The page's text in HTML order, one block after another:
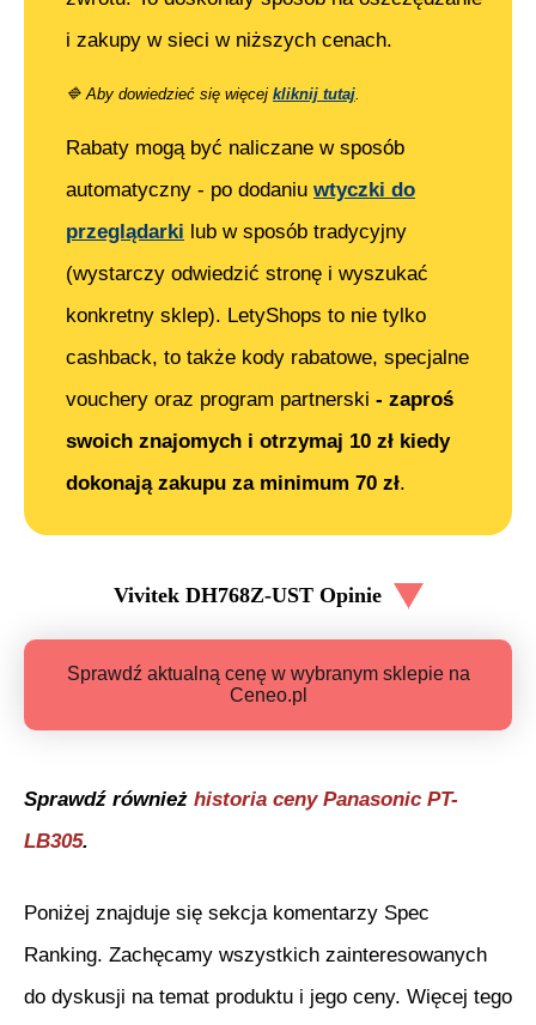
i zakupy w sieci w niższych cenach.
🔷 Aby dowiedzieć się więcej kliknij tutaj.
Rabaty mogą być naliczane w sposób
automatyczny - po dodaniu wtyczki do
przeglądarki lub w sposób tradycyjny
(wystarczy odwiedzić stronę i wyszukać
konkretny sklep). LetyShops to nie tylko
cashback, to także kody rabatowe, specjalne
vouchery oraz program partnerski - zaproś
swoich znajomych i otrzymaj 10 zł kiedy
dokonają zakupu za minimum 70 zł.
Vivitek DH768Z-USTOpinie
Sprawdź aktualną cenę w wybranym sklepie na
Ceneo.pl
Sprawdź również historia ceny Panasonic PT-
LB305.
Poniżej znajduje się sekcja komentarzy Spec
Ranking. Zachęcamy wszystkich zainteresowanych
do dyskusji na temat produktu i jego ceny. Więcej tego